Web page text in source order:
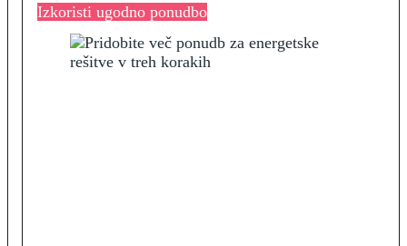
Izkoristi ugodno ponudbo